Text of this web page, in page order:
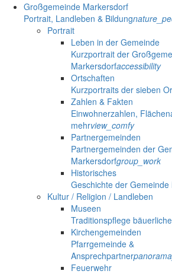
Großgemeinde Markersdorf
Portrait, Landleben & Bildung
Portrait
Leben in der Gemeinde
Kurzportrait der
Markersdorfaccessibility
Ortschaften
Kurzportraits der sieben
Zahlen & Fakten
Einwohnerzahlen,
mehrview_comfy
Partnergemeinden
Partnergemeinden der
Markersdorfgroup_work
Historisches
Geschichte der
Kultur / Religion / Landleben
Museen
Traditionspflege
Kirchengemeinden
Pfarrgemeinde &
Ansprechpartner
Feuerwehr